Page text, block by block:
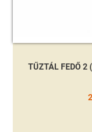
TŰZTÁL FEDŐ 2